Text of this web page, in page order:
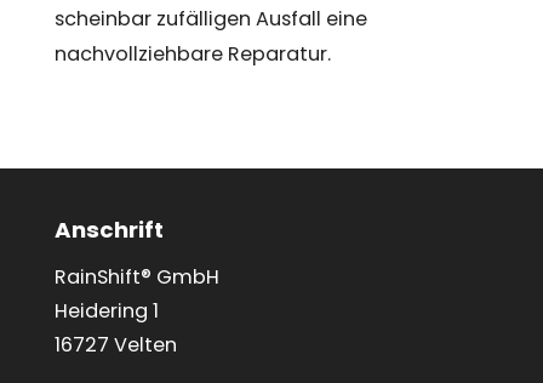
scheinbar zufälligen Ausfall eine
nachvollziehbare Reparatur.
Anschrift
RainShift® GmbH
Heidering 1
16727 Velten